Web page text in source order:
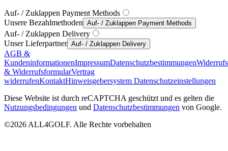
Auf- / Zuklappen Payment Methods
Unsere Bezahlmethoden Auf- / Zuklappen Payment Methods
Auf- / Zuklappen Delivery
Unser Lieferpartner Auf- / Zuklappen Delivery
AGB &
KundeninformationenImpressumDatenschutzbestimmungen
& WiderrufsformularVertrag
widerrufenKontaktHinweisgebersystem Datenschutzeinstellungen
Diese Website ist durch reCAPTCHA geschützt und es gelten die
Nutzungsbedingungen und Datenschutzbestimmungen von Google.
©2026 ALL4GOLF. Alle Rechte vorbehalten